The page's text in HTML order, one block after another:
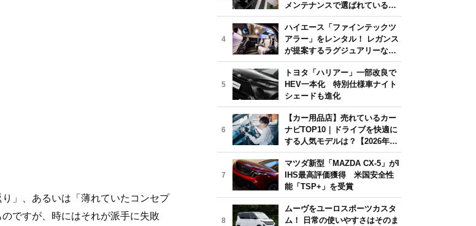
」、あるいは「薄れていたコンセプ
ですが、時にはそれが派手に失敗
メンテナンスで選ばれている人
気モデルは？【2026年6月版】
4
ハイエース「ファインテックツ
アラー」をレンタル！ レガンス
が提案するラグジュアリーな移
動体験
5
トヨタ「ハリアー」一部改良で
HEV一本化 特別仕様車ナイト
シェードも進化
6
【カー用品店】売れているカー
ナビTOP10｜ドライブを快適に
する人気モデルは？【2026年6
月版】
7
マツダ新型「MAZDA CX-5」がI
IHS最高評価獲得 米国安全性
能「TSP+」を受賞
8
ムーヴをユーロスポーツカスタ
ム！ 日常の使いやすさはそのま